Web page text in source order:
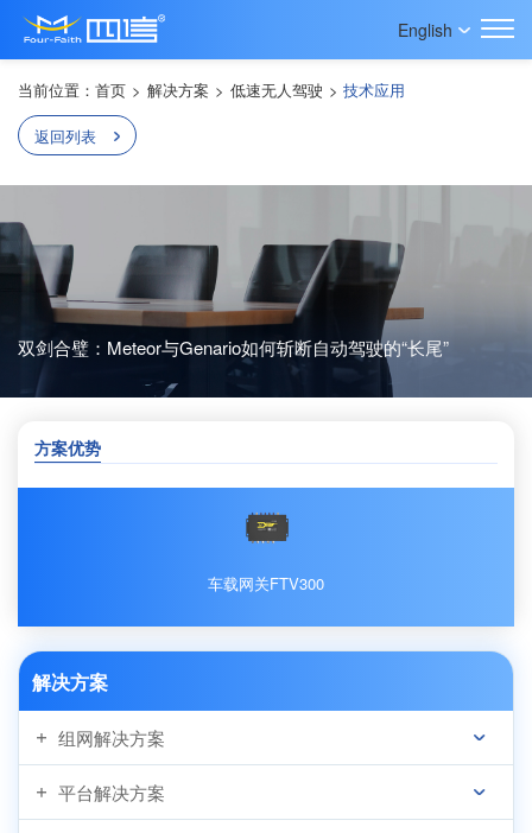
English
当前位置： 首页 > 解决方案 > 低速无人驾驶 > 技术应用
返回列表
双剑合璧：Meteor与Genario如何斩断自动驾驶的“长尾”
方案优势
车载网关FTV300
解决方案
组网解决方案
平台解决方案